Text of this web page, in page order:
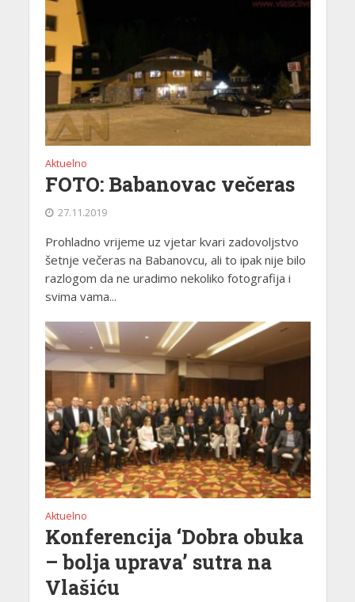
Aktuelno
FOTO: Babanovac večeras
27.11.2019
Prohladno vrijeme uz vjetar kvari zadovoljstvo
šetnje večeras na Babanovcu, ali to ipak nije bilo
razlogom da ne uradimo nekoliko fotografija i
svima vama...
Aktuelno
Konferencija ‘Dobra obuka
– bolja uprava’ sutra na
Vlašiću